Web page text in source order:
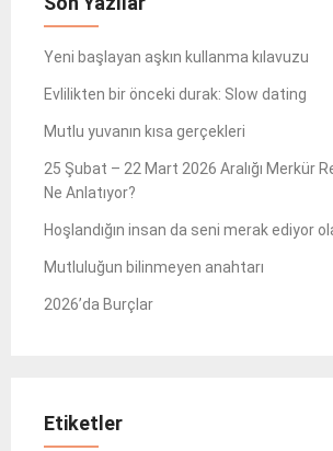
Yeni başlayan aşkın kullanma kılavuzu
Evlilikten bir önceki durak: Slow dating
Mutlu yuvanın kısa gerçekleri
25 Şubat – 22 Mart 2026 Aralığı Merkür
Ne Anlatıyor?
Hoşlandığın insan da seni merak ediyor
Mutluluğun bilinmeyen anahtarı
2026’da Burçlar
Etiketler